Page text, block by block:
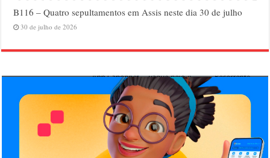
B116 – Quatro sepultamentos em Assis neste dia 30 de julho
30 de julho de 2026